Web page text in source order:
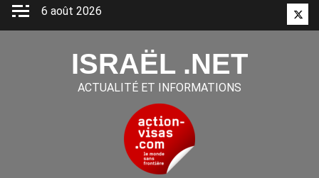
Aller
6 août 2026
ISRAËL .NET
ACTUALITÉ ET INFORMATIONS